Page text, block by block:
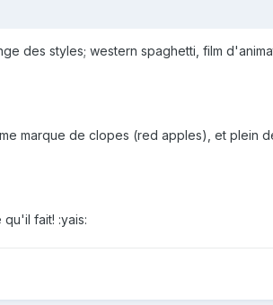
des styles; western spaghetti, film
marque de clopes (red apples), et plein
fait! :yais: